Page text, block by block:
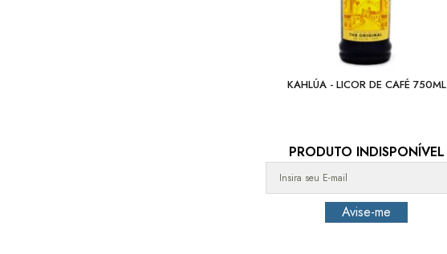
KAHLÚA - LICOR DE CAFÉ 750ML
PRODUTO INDISPONÍVEL